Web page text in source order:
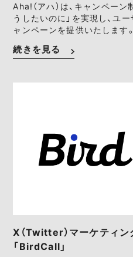
Aha!（アハ）は、キャンペー
うしたいのに」を実現し、ユ
ャンペーンを提供いたします。
続きを見る
X（Twitter）マーケティ
「BirdCall」